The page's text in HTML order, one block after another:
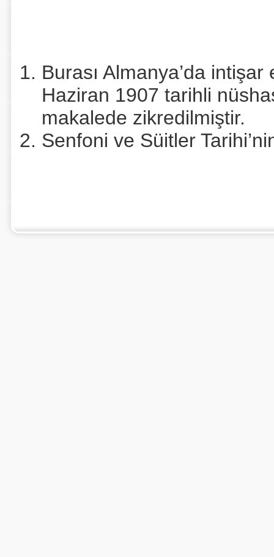
Burası Almanya’da
Haziran 1907 tarihli
makalede zikredilmiştir.
Senfoni ve Süitler